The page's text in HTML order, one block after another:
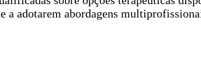
a adotarem abordagens